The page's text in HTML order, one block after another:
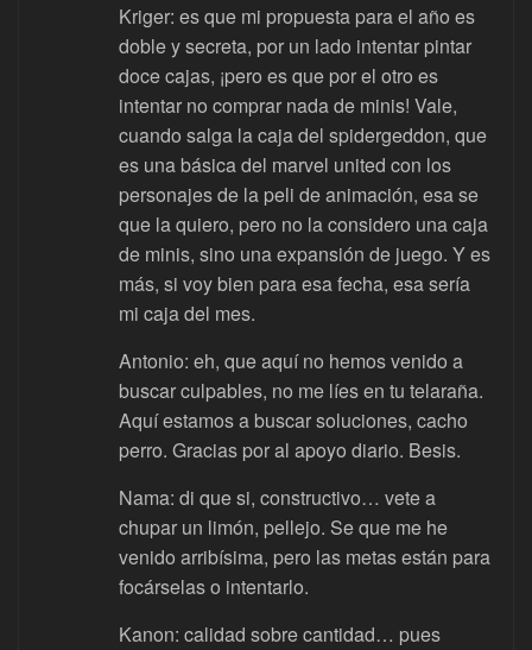
Kriger: es que mi propuesta para el año es
doble y secreta, por un lado intentar pintar
doce cajas, ¡pero es que por el otro es
intentar no comprar nada de minis! Vale,
cuando salga la caja del spidergeddon, que
es una básica del marvel united con los
personajes de la peli de animación, esa se
que la quiero, pero no la considero una caja
de minis, sino una expansión de juego. Y es
más, si voy bien para esa fecha, esa sería
mi caja del mes.
Antonio: eh, que aquí no hemos venido a
buscar culpables, no me líes en tu telaraña.
Aquí estamos a buscar soluciones, cacho
perro. Gracias por al apoyo diario. Besis.
Nama: di que si, constructivo… vete a
chupar un limón, pellejo. Se que me he
venido arribísima, pero las metas están para
focárselas o intentarlo.
Kanon: calidad sobre cantidad… pues